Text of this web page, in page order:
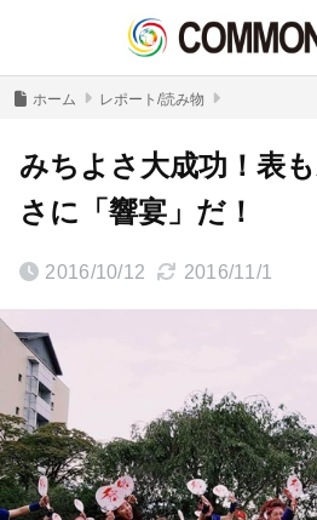
ホーム レポート/読み物
みちよさ大成功！表
さに「響宴」だ！
2016/10/12 2016/11/1